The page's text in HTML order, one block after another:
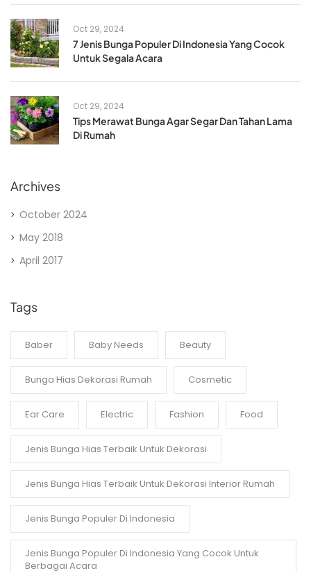
Oct 29, 2024
7 Jenis Bunga Populer Di Indonesia Yang Cocok
Untuk Segala Acara
Oct 29, 2024
Tips Merawat Bunga Agar Segar Dan Tahan Lama
Di Rumah
Archives
October 2024
May 2018
April 2017
Tags
Baber Baby Needs Beauty
Bunga Hias Dekorasi Rumah Cosmetic
Ear Care Electric Fashion Food
Jenis Bunga Hias Terbaik Untuk Dekorasi
Jenis Bunga Hias Terbaik Untuk Dekorasi Interior Rumah
Jenis Bunga Populer Di Indonesia
Jenis Bunga Populer Di Indonesia Yang Cocok Untuk
Berbagai Acara